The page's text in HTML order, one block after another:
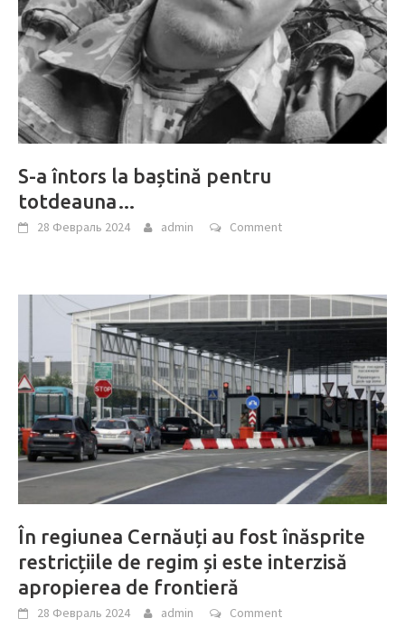
S-a întors la baștină pentru
totdeauna…
28 Февраль 2024 admin Comment
În regiunea Cernăuți au fost înăsprite
restricțiile de regim și este interzisă
apropierea de frontieră
28 Февраль 2024 admin Comment